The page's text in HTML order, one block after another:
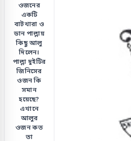
ওজনের
একটি
বাটখারা ও
ডান পাল্লায়
কিছু আলু
দিলেন।
পাল্লা দুইটির
জিনিসের
ওজন কি
সমান
হয়েছে?
এখানে
আলুর
ওজন কত
তা